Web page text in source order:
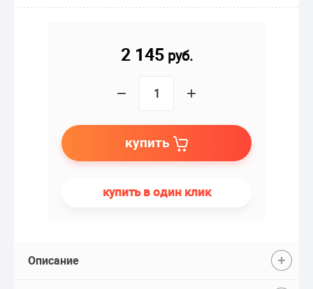
2 145руб.
− +
купить
купить в один клик
Описание